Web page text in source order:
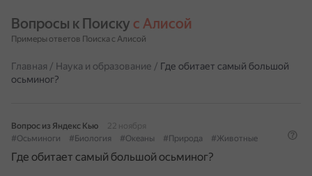
Вопросы к Поиску с Алисой
Примеры ответов Поиска с Алисой
Главная / Наука и образование / Где обитает самый большой
осьминог?
Вопрос из Яндекс Кью
22 ноября
#Осьминоги
#Биология #Океаны #Природа #Животные
Где обитает самый большой осьминог?